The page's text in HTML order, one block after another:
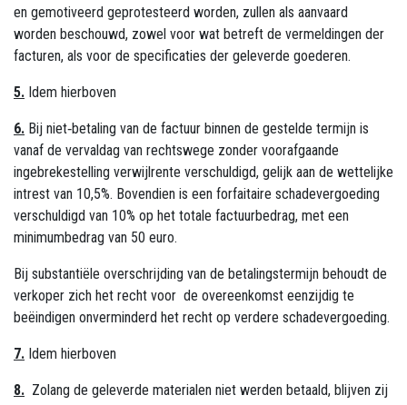
en gemotiveerd geprotesteerd worden, zullen als aanvaard
worden beschouwd, zowel voor wat betreft de vermeldingen der
facturen, als voor de specificaties der geleverde goederen.
5. Idem hierboven
6. Bij niet‑betaling van de factuur binnen de gestelde termijn is
vanaf de vervaldag van rechtswege zonder voorafgaande
ingebrekestelling verwijlrente verschuldigd, gelijk aan de wettelijke
intrest van 10,5%. Bovendien is een forfaitaire schadevergoeding
verschuldigd van 10% op het totale factuurbedrag, met een
minimumbedrag van 50 euro.
Bij substantiële overschrijding van de betalingstermijn behoudt de
verkoper zich het recht voor de overeenkomst eenzijdig te
beëindigen onverminderd het recht op verdere schadevergoeding.
7. Idem hierboven
8. Zolang de geleverde materialen niet werden betaald, blijven zij